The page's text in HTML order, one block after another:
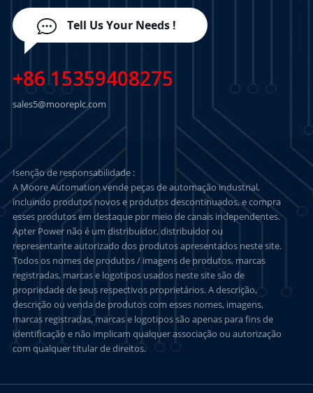
Tell Us Your Needs !
+86 15359408275
sales5@mooreplc.com
Isenção de responsabilidade :
A Moore Automation vende peças de automação industrial,
incluindo produtos novos e produtos descontinuados, e compra
esses produtos em destaque por meio de canais independentes.
Apter Power não é um distribuidor, distribuidor ou
representante autorizado dos produtos apresentados neste site.
Todos os nomes de produtos / imagens de produtos, marcas
registradas, marcas e logotipos usados neste site são de
propriedade de seus respectivos proprietários. A descrição,
descrição ou venda de produtos com esses nomes, imagens,
marcas registradas, marcas e logotipos são apenas para fins de
identificação e não implicam qualquer associação ou autorização
com qualquer titular de direitos.